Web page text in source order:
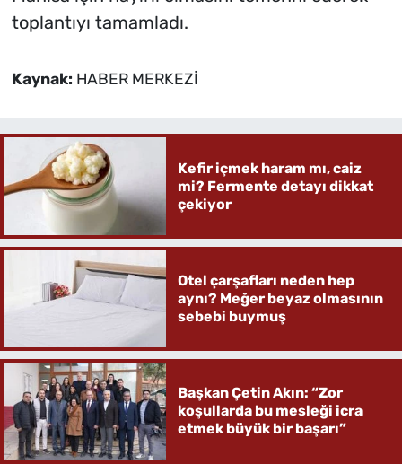
toplantıyı tamamladı.
Kaynak: HABER MERKEZİ
Kefir içmek haram mı, caiz
mi? Fermente detayı dikkat
çekiyor
Otel çarşafları neden hep
aynı? Meğer beyaz olmasının
sebebi buymuş
Başkan Çetin Akın: “Zor
koşullarda bu mesleği icra
etmek büyük bir başarı”